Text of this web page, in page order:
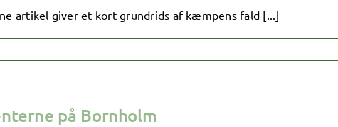
artikel giver et kort grundrids af kæmpens fald [...]
på Bornholm